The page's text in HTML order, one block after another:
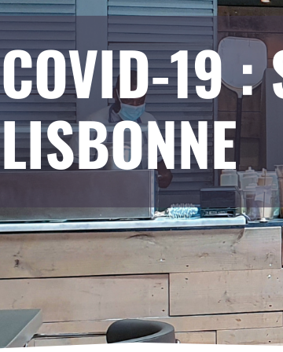
COVID-19 :
LISBONNE